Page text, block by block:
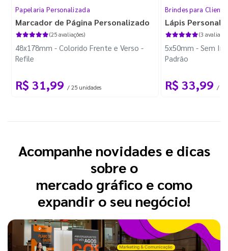
Papelaria Personalizada
Marcador de Página Personalizado
(25 avaliações)
48x178mm - Colorido Frente e Verso -
Refile
R$ 31,99 / 25 unidades
Brindes para
Lápis
(3
5x50mm - Sem
Padrão
R$ 33,99 / 10
Acompanhe novidades e dicas
sobre o
mercado gráfico e como
expandir o seu negócio!